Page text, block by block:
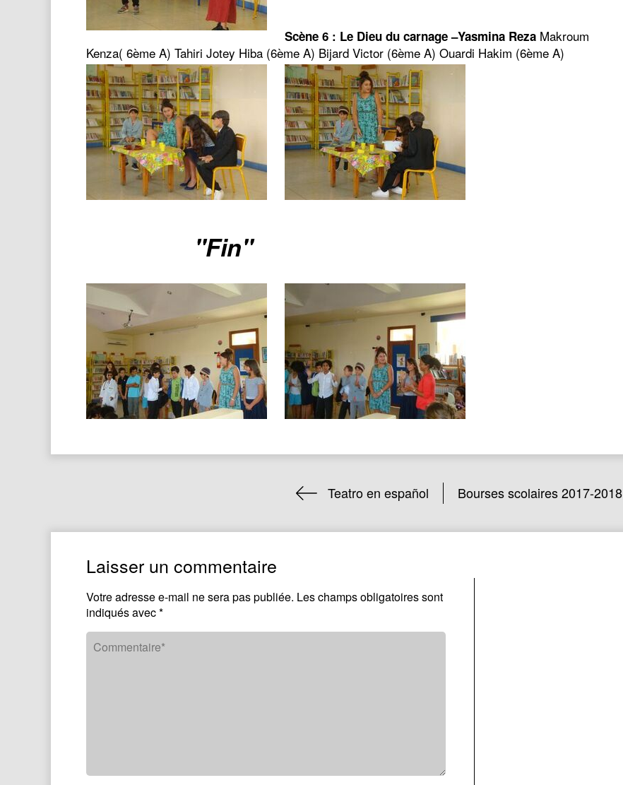
Scène 6 : Le Dieu du carnage –Yasmina Reza Makroum
Kenza( 6ème A) Tahiri Jotey Hiba (6ème A) Bijard Victor (6ème A) Ouardi Hakim (6ème A)
"Fin"
Teatro en español Bourses scolaires 2017-2018
Laisser un commentaire
Votre adresse e-mail ne sera pas publiée. Les champs obligatoires sont
indiqués avec*